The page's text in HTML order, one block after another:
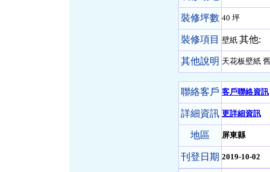
裝修坪數 40 坪
裝修項目 壁紙 其他:
其他說明 天花板壁紙
聯絡客戶 客戶聯絡資訊
詳細資訊 更詳細資訊
地區 屏東縣
刊登日期 2019-10-02